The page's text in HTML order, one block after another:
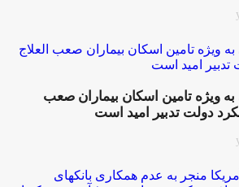
ویژه تامین اسکان بیماران صعب
دولت تدبیر امید است